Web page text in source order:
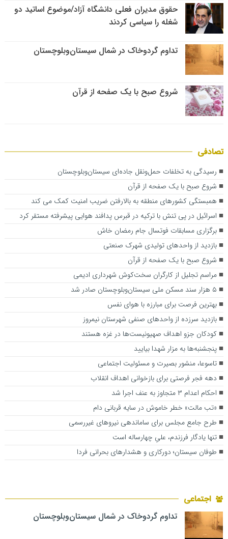
حقوق مدیران فعلی دانشگاه آزاد/موضوع اساتید دو
شغله را سیاسی کردند
تداوم گردوخاک در شمال سیستان‌وبلوچستان
شروع صبح با یک صفحه از قرآن
تصادفی
رسیدگی به تخلفات حمل‌ونقل جاده‌ای سیستان‌وبلوچستان
شروع صبح با یک صفحه از قرآن
همبستگی کشورهای منطقه به بالارفتن ضریب امنیت کمک می کند
اسرائیل در پی تنش با ترکیه در قبرس پدافند هوایی پیشرفته مستقر کرد
برگزاری مسابقات فوتسال جام رمضان خاش
بازدید از واحدهای تولیدی شهرک صنعتی
شروع صبح با یک صفحه از قرآن
مراسم تجلیل از کارگران سخت‌کوش شهرداری ادیمی
۵ هزار سند مسکن ملی سیستان‌وبلوچستان صادر شد
بهترین فرصت برای مبارزه با هوای نفس
بازدید سرزده از واحد‌های صنفی شهرستان نیمروز
کودکان جزو اهداف صهیونیست‌ها در غزه هستند
پنجشنبه‌ها به مزار شهدا بیایید
تاسوعا، منشور بصیرت و مسئولیت اجتماعی
دهه فجر فرصتی برای بازخوانی اهداف انقلاب
احکام اعدام ۳ متجاوز به عنف اجرا شد
«تب مالت» خطر خاموش در سایه قربانی دام
طرح جامع مجلس برای ساماندهی نیروهای غیررسمی
تنها یادگار فرزندم، علیِ چهارساله است
طوفان سیستان؛ دورکاری و هشدارهای بحرانی فردا
اجتماعی
تداوم گردوخاک در شمال سیستان‌وبلوچستان